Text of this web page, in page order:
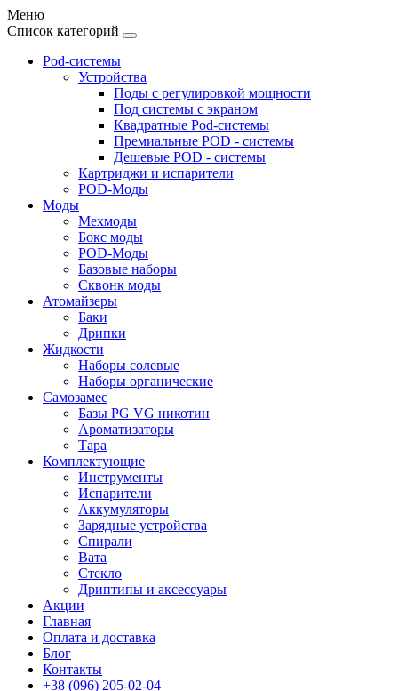
Меню
Список категорий
Pod-системы
Устройства
Поды с регулировкой мощности
Под системы с экраном
Квадратные Pod-системы
Премиальные POD - системы
Дешевые POD - системы
Картриджи и испарители
POD-Моды
Моды
Мехмоды
Бокс моды
POD-Моды
Базовые наборы
Сквонк моды
Атомайзеры
Баки
Дрипки
Жидкости
Наборы солевые
Наборы органические
Самозамес
Базы PG VG никотин
Ароматизаторы
Тара
Комплектующие
Инструменты
Испарители
Аккумуляторы
Зарядные устройства
Спирали
Вата
Стекло
Дриптипы и аксессуары
Акции
Главная
Оплата и доставка
Блог
Контакты
+38 (096) 205-02-04